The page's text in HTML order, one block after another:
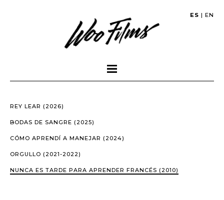
ES | EN
REY LEAR (2026)
BODAS DE SANGRE (2025)
CÓMO APRENDÍ A MANEJAR (2024)
ORGULLO (2021-2022)
NUNCA ES TARDE PARA APRENDER FRANCÉS (2010)